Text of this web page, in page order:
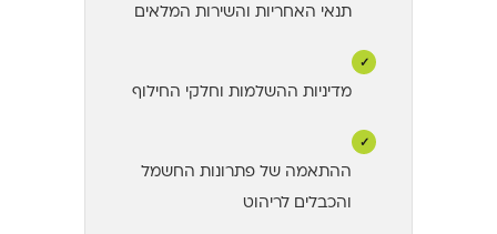
תנאי האחריות והשירות המלאים
✓
מדיניות ההשלמות וחלקי החילוף
✓
ההתאמה של פתרונות החשמל
והכבלים לריהוט